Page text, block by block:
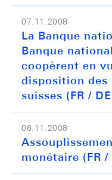
07.11.2008
La Banque
Banque
coopèrent en
disposition
suisses (FR /
06.11.2008
monétaire (FR /